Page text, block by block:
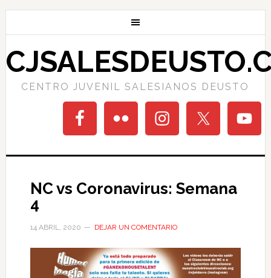
CENTRO JUVENIL SALESIANOS DEUSTO
NC vs Coronavirus: Semana
4
14 ABRIL, 2020 DEJAR UN COMENTARIO